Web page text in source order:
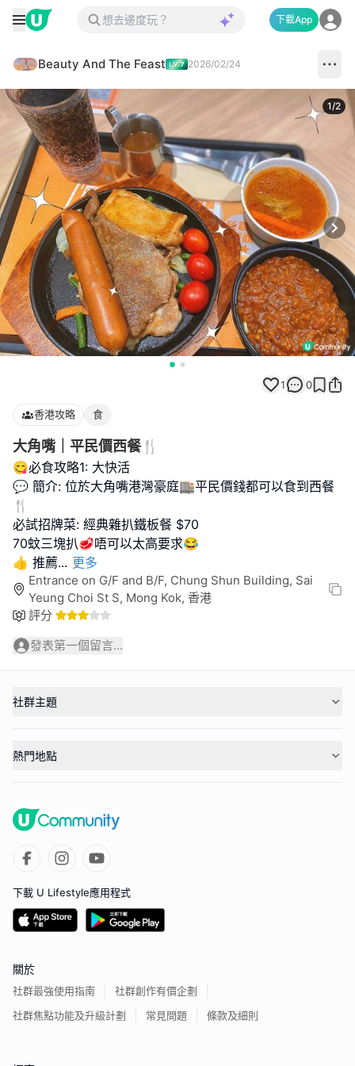
下載App
Beauty And The Feast 2026/02/24
1/2
1 0
香港攻略 食
大角嘴｜平民價西餐🍴
😋必食攻略1: 大快活
💬 簡介: 位於大角嘴港灣豪庭🏬平民價錢都可以食到西餐
🍴
必試招牌菜: 經典雜扒鐵板餐 $70
70蚊三塊扒🥩唔可以太高要求😂
👍 推薦... 更多
Entrance on G/F and B/F, Chung Shun Building, Sai
Yeung Choi St S, Mong Kok, 香港
評分
發表第一個留言...
社群主題
熱門地點
下載 U Lifestyle應用程式
關於
社群最強使用指南
社群創作有價企劃
社群焦點功能及升級計劃
常見問題 條款及細則